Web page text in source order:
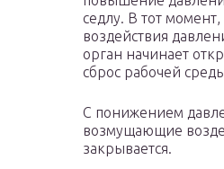
седлу. В тот
воздействия
орган начинает
сброс рабочей
С понижением
возмущающие
закрывается.